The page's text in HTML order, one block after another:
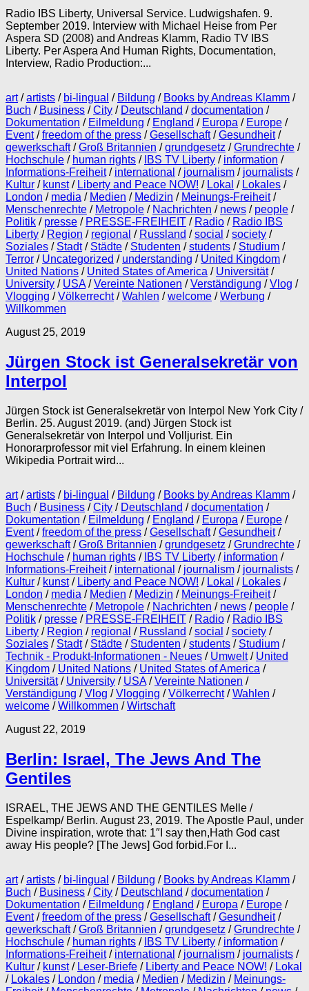
Radio IBS Liberty, Universal Service. Ludwigshafen. 9.
September 2019. Interview with Michael Heise from Per
Aspera SD (2008) and Andreas Klamm, Radio TV IBS
Liberty. Per Aspera And Human Rights, Documentation,
Interview, Radio Production:...
art/ artists / bi-lingual / Bildung / Books by Andreas Klamm /
Buch / Business / City / Deutschland / documentation /
Dokumentation / Eilmeldung / England / Europa / Europe /
Event/ freedom of the press / Gesellschaft/ Gesundheit/
gewerkschaft/ Groß Britannien / grundgesetz / Grundrechte /
Hochschule / human rights / IBS TV Liberty / information /
Informations-Freiheit/ international / journalism / journalists /
Kultur / kunst/ Liberty and Peace NOW! / Lokal / Lokales /
London / media / Medien / Medizin / Meinungs-Freiheit/
Menschenrechte / Metropole / Nachrichten / news / people /
Politik / presse / PRESSE-FREIHEIT / Radio / Radio IBS
Liberty / Region / regional / Russland / social / society /
Soziales / Stadt/ Städte / Studenten / students / Studium /
Terror / Uncategorized / understanding / United Kingdom /
United Nations / United States of America / Universität/
University / USA/ Vereinte Nationen / Verständigung / Vlog /
Vlogging / Völkerrecht/ Wahlen / welcome / Werbung /
Willkommen
August 25, 2019
Jürgen Stock ist Generalsekretär von
Interpol
Jürgen Stock ist Generalsekretär von Interpol New York City /
Berlin. 25. August 2019. (and) Jürgen Stock ist
Generalsekretär von Interpol und Volljurist. Ein
Honorarprofessor mit viel Erfahrung. In einem kleinen
Wikipedia Portrait wird...
art/artists / bi-lingual / Bildung / Books by Andreas Klamm /
Buch / Business /City / Deutschland /documentation /
Dokumentation / Eilmeldung / England / Europa / Europe /
Event/freedom of the press /Gesellschaft/Gesundheit/
gewerkschaft/Groß Britannien /grundgesetz /Grundrechte /
Hochschule / human rights / IBS TV Liberty / information /
Informations-Freiheit/ international / journalism / journalists /
Kultur / kunst/ Liberty and Peace NOW! / Lokal / Lokales /
London / media / Medien / Medizin / Meinungs-Freiheit/
Menschenrechte / Metropole / Nachrichten / news / people /
Politik / presse / PRESSE-FREIHEIT / Radio / Radio IBS
Liberty / Region / regional / Russland /social /society /
Soziales / Stadt/ Städte / Studenten /students / Studium /
Technik - Produkt-Informationen - Neues / Umwelt/ United
Kingdom / United Nations / United States of America /
Universität/ University / USA /Vereinte Nationen /
Verständigung /Vlog /Vlogging /Völkerrecht/Wahlen /
welcome /Willkommen /Wirtschaft
August 22, 2019
Berlin: Israel, The Jews And The
Gentiles
ISRAEL, THE JEWS AND THE GENTILES Melle /
Espelkamp/ Berlin. August 23, 2019. The Apostle Paul, under
Divine inspiration, wrote that: 1″I say then,Hath God cast
away His people? [The Jews] God forbid.For I...
art/artists / bi-lingual / Bildung / Books by Andreas Klamm /
Buch / Business /City / Deutschland /documentation /
Dokumentation / Eilmeldung / England / Europa / Europe /
Event/freedom of the press /Gesellschaft/Gesundheit/
gewerkschaft/Groß Britannien /grundgesetz /Grundrechte /
Hochschule / human rights / IBS TV Liberty / information /
Informations-Freiheit/ international / journalism / journalists /
Kultur / kunst/ Leser-Briefe / Liberty and Peace NOW! / Lokal
/ Lokales / London / media / Medien / Medizin / Meinungs-